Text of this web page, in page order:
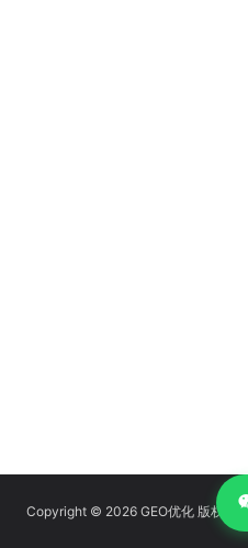
Copyright © 2026 GEO优化 版权所